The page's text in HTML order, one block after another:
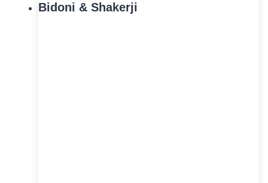
Bidoni & Shakerji